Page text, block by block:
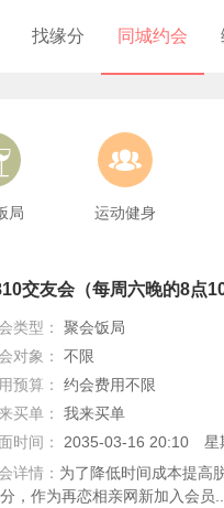
找缘分 同城约会
局

运动健身
交友会（每周六晚的8点
类型：
聚会饭局
对象：
不限
预算：
约会费用不限
买单：
我来买单
时间：
2035-03-16 20:10 星
详情： 为了降低时间成本提高
，作为再恋相亲网新加入会员...